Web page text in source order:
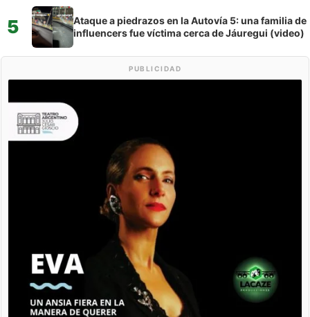
5
Ataque a piedrazos en la Autovía 5: una familia de
influencers fue víctima cerca de Jáuregui (video)
PUBLICIDAD